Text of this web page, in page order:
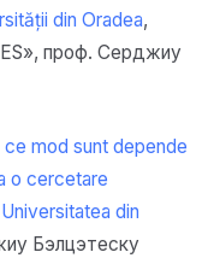
din Oradea,
проф. Серджиу
mod sunt depende
o cercetare
din
Бэлцэтеску